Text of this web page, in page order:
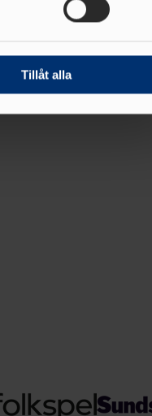
information från din enhet
kombinera informationen
tjänster.
Tillåt alla